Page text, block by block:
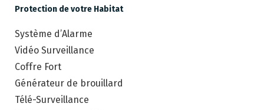
Protection de votre Habitat
Système d’Alarme
Vidéo Surveillance
Coffre Fort
Générateur de brouillard
Télé-Surveillance